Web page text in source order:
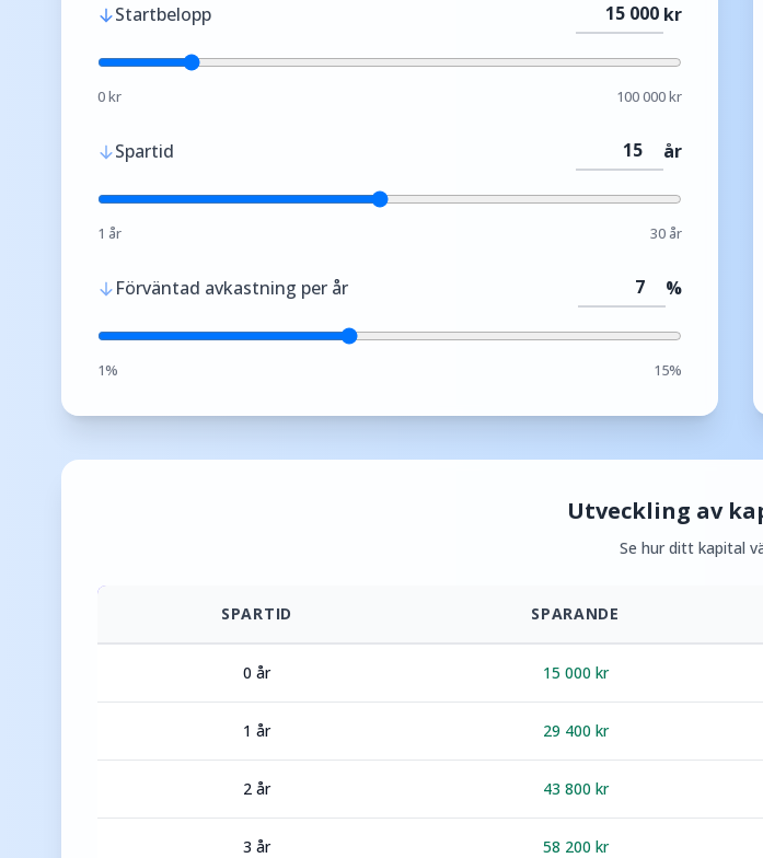
Startbelopp kr
0kr 100 000kr
Spartid år
1 år 30 år
Förväntad avkastning per år %
1% 15%
Utveckling av
Se hur ditt kapital
SPARTID SPARANDE
0 år 15 000 kr
1 år 29 400 kr
2 år 43 800 kr
3 år 58 200 kr